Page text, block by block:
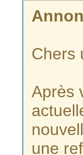
Chers
Après
une